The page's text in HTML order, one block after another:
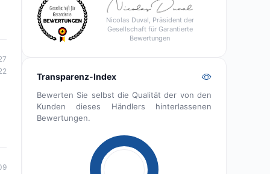
Nicolas Duval, Präsident der
Gesellschaft für Garantierte
Bewertungen
Transparenz-Index
Bewerten Sie selbst die Qualität der von den
Kunden dieses Händlers hinterlassenen
Bewertungen.